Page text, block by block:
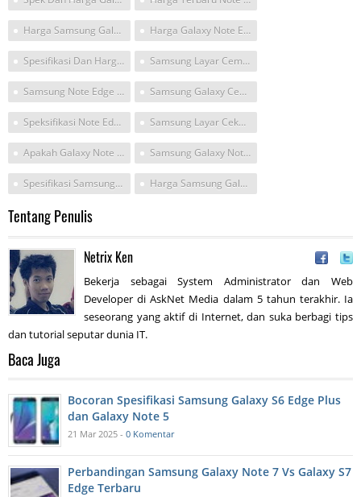
Harga Samsung Galaxy Note Edge Terbaru Harga Galaxy Note Edge Januari 2017
Spesifikasi Dan Harga Hp Samsung Galaxy Edge Samsung Layar Cembung
Samsung Note Edge April Samsung Galaxy Cekung
Speksifikasi Note Edge Samsung Layar Cekung
Apakah Galaxy Note Edge Masih Ada Keluaran Barunya Samsung Galaxy Note Edgen Harga Com
Spesifikasi Samsung Note Edge Harga Samsung Galaxy Note Fun
Tentang Penulis
Netrix Ken
Bekerja sebagai System Administrator dan Web
Developer di AskNet Media dalam 5 tahun terakhir. Ia
seseorang yang aktif di Internet, dan suka berbagi tips
dan tutorial seputar dunia IT.
Baca Juga
Bocoran Spesifikasi Samsung Galaxy S6 Edge Plus
dan Galaxy Note 5
21 Mar 2025 - 0 Komentar
Perbandingan Samsung Galaxy Note 7 Vs Galaxy S7
Edge Terbaru